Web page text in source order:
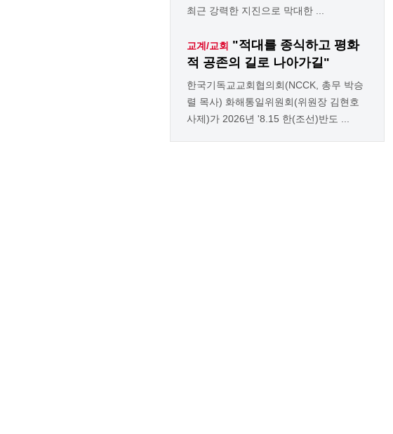
최근 강력한 지진으로 막대한 ...
교계/교회 "적대를 종식하고 평화
적 공존의 길로 나아가길"
한국기독교교회협의회(NCCK, 총무 박승
렬 목사) 화해통일위원회(위원장 김현호
사제)가 2026년 '8.15 한(조선)반도 ...